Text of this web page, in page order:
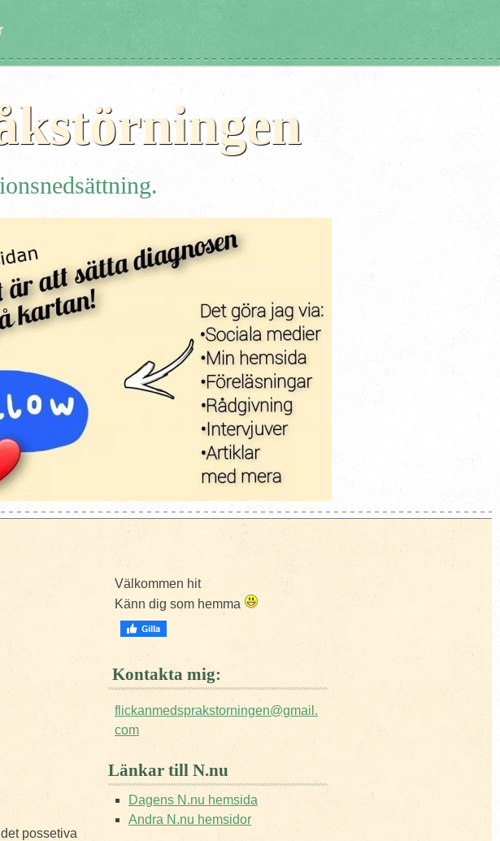
possetiva
Välkommen hit
Känn dig som hemma
Kontakta mig:
flickanmedsprakstorningen@gmail.
com
Länkar till N.nu
Dagens N.nu hemsida
Andra N.nu hemsidor